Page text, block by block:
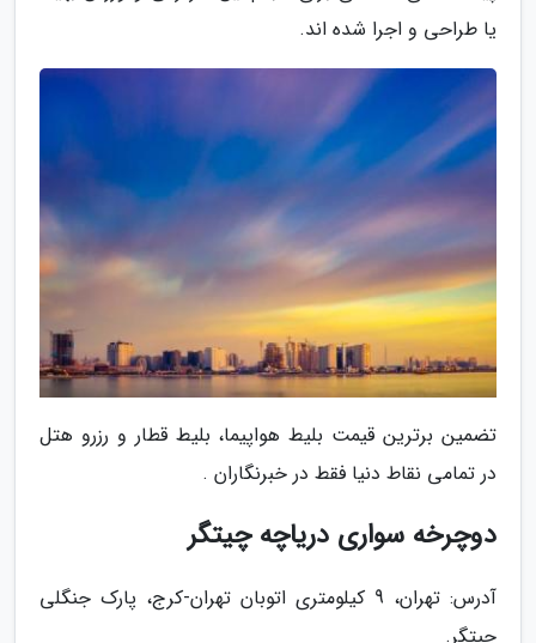
یا طراحی و اجرا شده اند.
تضمین برترین قیمت بلیط هواپیما، بلیط قطار و رزرو هتل
در تمامی نقاط دنیا فقط در خبرنگاران .
دوچرخه سواری دریاچه چیتگر
آدرس: تهران، 9 کیلومتری اتوبان تهران-کرج، پارک جنگلی
چیتگر.